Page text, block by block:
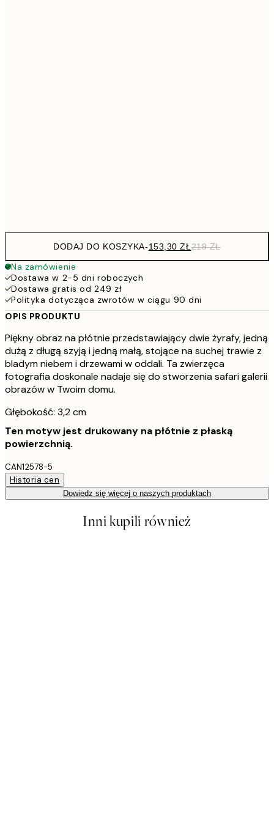
DODAJ DO KOSZYKA-153,30 ZŁ219 ZŁ
Na zamówienie
Dostawa w 2-5 dni roboczych
Dostawa gratis od 249 zł
Polityka dotycząca zwrotów w ciągu 90 dni
OPIS PRODUKTU
Piękny obraz na płótnie przedstawiający dwie żyrafy, jedną
dużą z długą szyją i jedną małą, stojące na suchej trawie z
bladym niebem i drzewami w oddali. Ta zwierzęca
fotografia doskonale nadaje się do stworzenia safari galerii
obrazów w Twoim domu.
Głębokość: 3,2 cm
Ten motyw jest drukowany na płótnie z płaską
powierzchnią.
CAN12578-5
Historia cen
Dowiedz się więcej o naszych produktach
Inni kupili również